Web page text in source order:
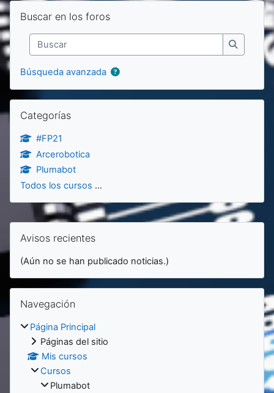
Salta Buscar en los foros
Buscar en los foros
Buscar
Buscar
Búsqueda avanzada
Salta Categorías
Categorías
#FP21
Arcerobotica
Plumabot
Todos los cursos ...
Bloques
Salta Avisos recientes
Avisos recientes
(Aún no se han publicado noticias.)
Salta Navegación
Navegación
Página Principal
Páginas del sitio
Mis cursos
Cursos
Plumabot